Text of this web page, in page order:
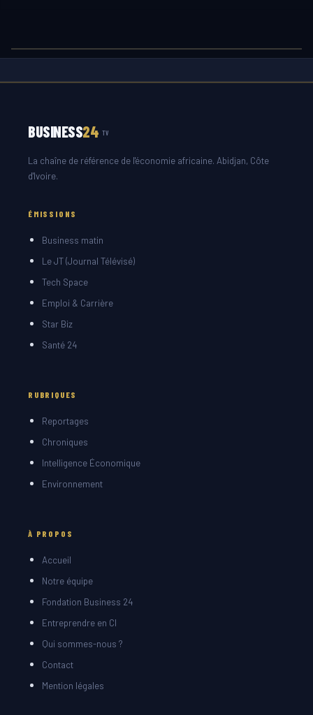
BUSINESS24 TV
La chaîne de référence de l'économie africaine. Abidjan, Côte
d'Ivoire.
ÉMISSIONS
Business matin
Le JT (Journal Télévisé)
Tech Space
Emploi & Carrière
Star Biz
Santé 24
RUBRIQUES
Reportages
Chroniques
Intelligence Économique
Environnement
À PROPOS
Accueil
Notre équipe
Fondation Business 24
Entreprendre en CI
Qui sommes-nous ?
Contact
Mention légales